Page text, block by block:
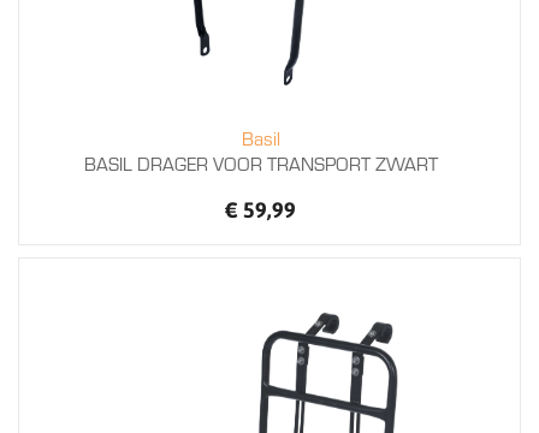
Basil
BASIL DRAGER VOOR TRANSPORT ZWART
€ 59,99